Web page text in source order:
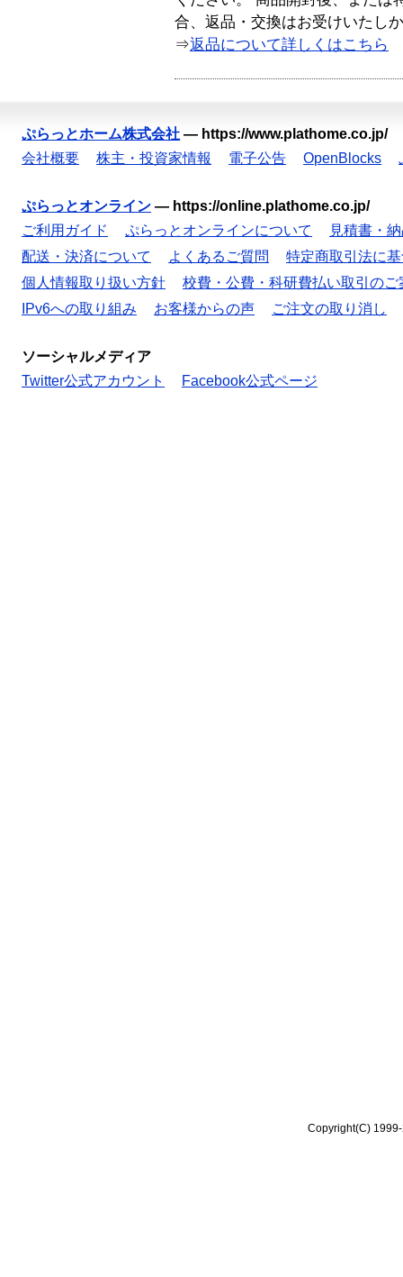
合、返品・交換はお受けいたし
⇒返品について詳しくはこちら
ぷらっとホーム株式会社 — https://www.plathome.co.jp/
会社概要
株主・投資家情報 電子公告 OpenBlocks
ぷらっとオンライン — https://online.plathome.co.jp/
ご利用ガイド
ぷらっとオンラインについて
見積書・
配送・決済について
よくあるご質問
特定商取引法に
個人情報取り扱い方針
校費・公費・科研費払い取引のご
IPv6への取り組み
お客様からの声 ご注文の取り消し
ソーシャルメディア
Twitter公式アカウント
Facebook公式ページ
Copyright(C)